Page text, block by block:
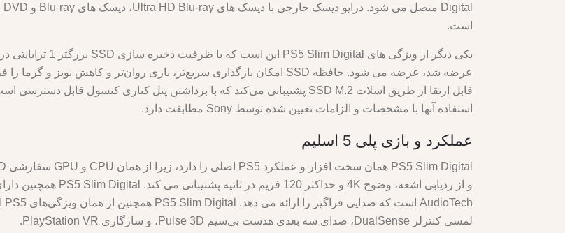
است.
استفاده آنها با مشخصات و الزامات تعیین شده توسط Sony مطابقت دارد.
عملکرد و بازی پلی 5 اسلیم
لمسی کنترلر DualSense، صدای سه بعدی هدست بی‌سیم Pulse 3D، و سازگاری PlayStation VR.